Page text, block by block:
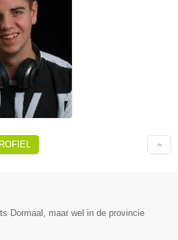
Dormaal, maar wel in de provincie